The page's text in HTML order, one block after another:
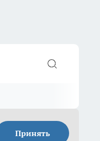
Принять